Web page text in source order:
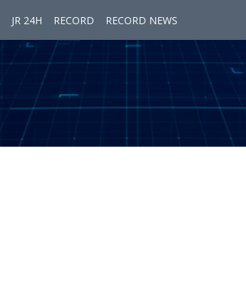
JR 24H RECORD RECORD NEWS